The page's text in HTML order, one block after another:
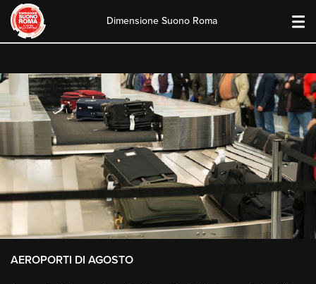
content
Dimensione Suono Roma
AEROPORTI DI AGOSTO